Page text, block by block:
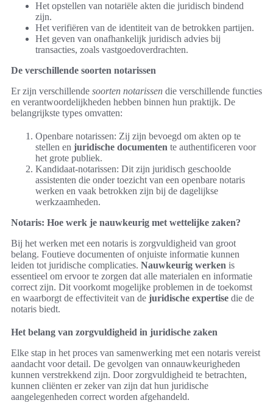
Het opstellen van notariële akten die juridisch bindend
zijn.
Het verifiëren van de identiteit van de betrokken partijen.
Het geven van onafhankelijk juridisch advies bij
transacties, zoals vastgoedoverdrachten.
De verschillende soorten notarissen
Er zijn verschillende soorten notarissen die verschillende functies
en verantwoordelijkheden hebben binnen hun praktijk. De
belangrijkste types omvatten:
Openbare notarissen: Zij zijn bevoegd om akten op te
stellen en juridische documenten te authentificeren voor
het grote publiek.
Kandidaat-notarissen: Dit zijn juridisch geschoolde
assistenten die onder toezicht van een openbare notaris
werken en vaak betrokken zijn bij de dagelijkse
werkzaamheden.
Notaris: Hoe werk je nauwkeurig met wettelijke zaken?
Bij het werken met een notaris is zorgvuldigheid van groot
belang. Foutieve documenten of onjuiste informatie kunnen
leiden tot juridische complicaties. Nauwkeurig werken is
essentieel om ervoor te zorgen dat alle materialen en informatie
correct zijn. Dit voorkomt mogelijke problemen in de toekomst
en waarborgt de effectiviteit van de juridische expertise die de
notaris biedt.
Het belang van zorgvuldigheid in juridische zaken
Elke stap in het proces van samenwerking met een notaris vereist
aandacht voor detail. De gevolgen van onnauwkeurigheden
kunnen verstrekkend zijn. Door zorgvuldigheid te betrachten,
kunnen cliënten er zeker van zijn dat hun juridische
aangelegenheden correct worden afgehandeld.